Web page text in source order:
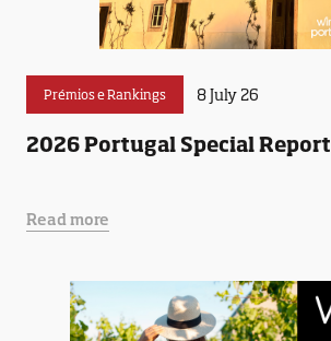
Prémios e Rankings 8 July 26
2026 Portugal Special Report
Read more